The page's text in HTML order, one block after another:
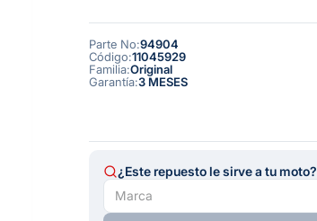
Parte No:94904
Código:11045929
Familia:Original
Garantía:3 MESES
¿Este repuesto le sirve a tu moto?